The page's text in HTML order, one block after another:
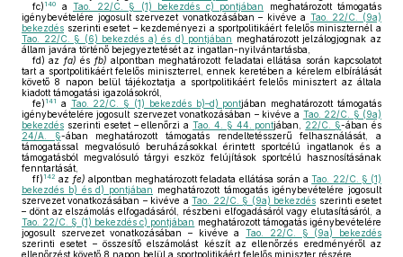
fc) 140 a Tao. 22/C. § (1) bekezdés c) pontjában meghatározott támogatás
igénybevételére jogosult szervezet vonatkozásában – kivéve a Tao. 22/C. (9a)
bekezdés szerinti esetet – kezdeményezi a sportpolitikáért felelős miniszternél a
Tao. 22/C. § (6) bekezdés a) és d) pontjában meghatározott jelzálogjognak az
állam javára történő bejegyeztetését az ingatlan-nyilvántartásba,
fd) az fa) és fb) alpontban meghatározott feladatai ellátása során kapcsolatot
tart a sportpolitikáért felelős miniszterrel, ennek keretében a kérelem elbírálását
követő 8 napon belül tájékoztatja a sportpolitikáért felelős minisztert az általa
kiadott támogatási igazolásokról,
fe) 141 a Tao. 22/C. § (1) bekezdés b)–d) pontjában meghatározott támogatás
igénybevételére jogosult szervezet vonatkozásában – kivéve a Tao. 22/C. § (9a)
bekezdés szerinti esetet – ellenőrzi aTao. 4. § 44. pontjában, 22/C. §-ában és
24/A. §-ában meghatározott támogatás rendeltetésszerű felhasználását, a
támogatással megvalósuló beruházásokkal érintett sportcélú ingatlanok és a
támogatásból megvalósuló tárgyi eszköz felújítások sportcélú hasznosításának
fenntartását,
ff) 142 az fe) alpontban meghatározott feladata ellátása során aTao. 22/C. § (1)
bekezdés b) és d) pontjában meghatározott támogatás igénybevételére jogosult
szervezet vonatkozásában – kivéve aTao. 22/C. § (9a) bekezdés szerinti esetet
– dönt az elszámolás elfogadásáról, részbeni elfogadásáról vagy elutasításáról, a
Tao. 22/C. § (1) bekezdés c) pontjában meghatározott támogatás igénybevételére
jogosult szervezet vonatkozásában – kivéve aTao. 22/C. § (9a) bekezdés
szerinti esetet – összesítő elszámolást készít az ellenőrzés eredményéről az
ellenőrzést követő 8 napon belül a sportpolitikáért felelős miniszter részére,